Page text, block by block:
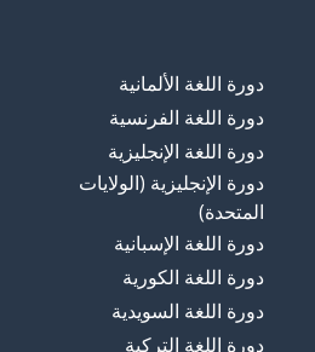
دورة اللغة الألمانية
دورة اللغة الفرنسية
دورة اللغة الإنجليزية
دورة الإنجليزية (الولايات
المتحدة)
دورة اللغة الإسبانية
دورة اللغة الكورية
دورة اللغة السويدية
دورة اللغة التركية